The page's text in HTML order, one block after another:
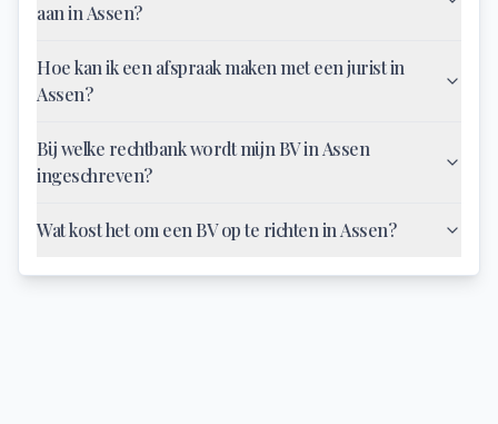
aan in Assen?
Hoe kan ik een afspraak maken met een jurist in
Assen?
Bij welke rechtbank wordt mijn BV in Assen
ingeschreven?
Wat kost het om een BV op te richten in Assen?